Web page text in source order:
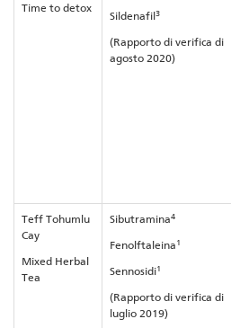
Time to detox
Sildenafil3
(Rapporto di verifica di
agosto 2020)
Teff Tohumlu
Cay
Mixed Herbal
Tea
Sibutramina4
Fenolftaleina1
Sennosidi1
(Rapporto di verifica di
luglio 2019)